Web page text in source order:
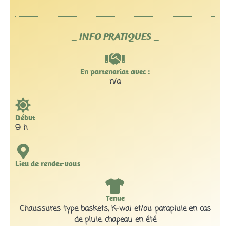
_ INFO PRATIQUES _
En partenariat avec :
n/a
Début
9 h
Lieu de rendez-vous
Tenue
Chaussures type baskets, K-wai et/ou parapluie en cas
de pluie, chapeau en été